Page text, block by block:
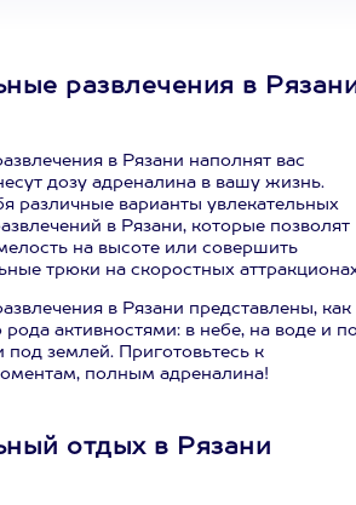
развлечения в
в Рязани наполнят вас
дозу адреналина в вашу жизнь.
различные варианты увлекательных
в Рязани, которые позволят
на высоте или совершить
трюки на скоростных
в Рязани представлены, как
рода активностями: в небе, на воде и
под землей. Приготовьтесь к
полным адреналина!
отдых в Рязани